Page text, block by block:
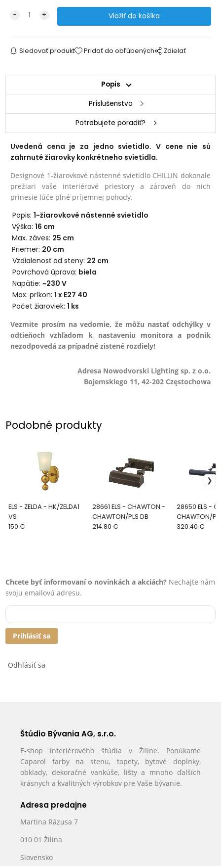
Sledovať produkt Pridať do obľúbených Zdielať
Popis
Príslušenstvo
Potrebujete poradiť?
Uvedená cena je za jedno svietidlo. V cene nie sú
zahrnuté žiarovky konkrétneho svietidla.
Designové 1-žiarovkové nástenné svietidlo CHILLIN dokonale
prežiari vaše interiérové priestory a zároveň do nich
prinesie lúče plné príjemnej pohody.
Popis:1-žiarovkové nástenné svietidlo
Výška:16 cm
Max. záves: 25 cm
Priemer: 20 cm
Vzdialenosť od steny: 22 cm
Povrchová úprava: biela
Napätie:~230 V
Max. príkon:1 x E27 40
Počet žiaroviek:1 ks
Vezmite prosím na vedomie, že môžu nastať odchýlky v
odtieňoch vzhľadom k nastaveniu monitora a podnik
nezodpovedá za prípadné zistené rozdiely!
Adresa Nowodvorski Lighting sp. z o.o.
Bojemskiego 11, 42-202 Częstochowa
Podobné produkty
ELS - ZELDA - HK/ZELDA1
VS
150 €
28661 ELS - CHAWTON -
CHAWTON/PLS DB
214.80 €
28650 ELS - CHAWTON -
CHAWTON/
320.40 €
Chcete byť informovaní o novinkách a akciách? Nechajte nám
svoju emailovú adresu.
Prihlásiť sa
Odhlásiť sa
Štúdio Bývania AG, s.r.o.
E-shop interiérového štúdia v Žiline. Ponúkame
Caparol farby na stenu, tapety, bytové doplnky,
obklady, dekoračné vankúše, lišty a mnoho ďalších
krásnych a kvalitných výrobkov pre Vaše bývanie.
Adresa predajne
Martina Rázusa 7
010 01 Žilina
Slovensko